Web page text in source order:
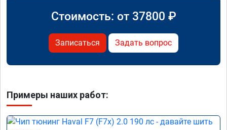
Стоимость: от 37800 ₽
Записаться Задать вопрос
Примеры наших работ: